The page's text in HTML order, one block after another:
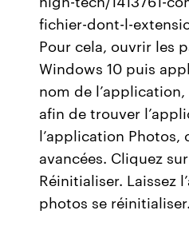
fichier-dont-l-
Pour cela, ouvrir les
Windows 10 puis
nom de
afin de trouver
l’application
avancées. Cliquez
Réinitialiser. Laissez
photos se réinitialiser.